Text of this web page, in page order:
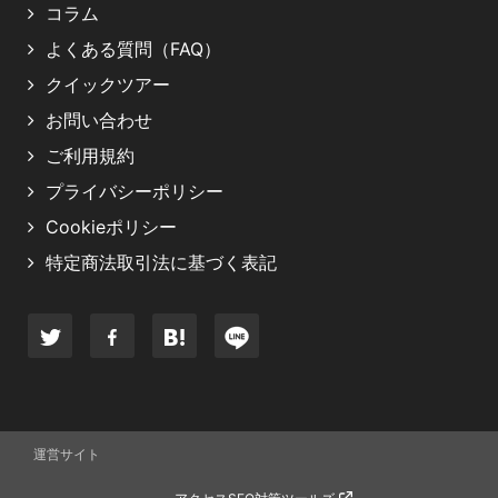
コラム
よくある質問（FAQ）
クイックツアー
お問い合わせ
ご利用規約
プライバシーポリシー
Cookieポリシー
特定商法取引法に基づく表記
運営サイト